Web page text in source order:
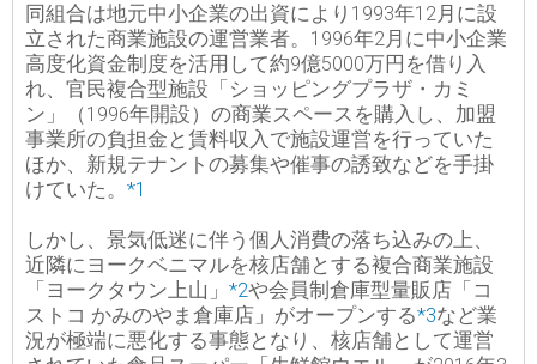
同組合は地元中小企業の出資により1993年12月に設
立された商業施設の運営業者。1996年2月に中小企業
高度化資金制度を活用して約9億5000万円を借り入
れ、官民複合型施設「ショッピングプラザ・カミ
ン」（1996年開設）の商業スペースを購入し、加盟
事業所の負担金と賃料収入で施設運営を行っていた
ほか、新規テナントの募集や催事の誘致などを手掛
けていた。 *1
しかし、景気低迷に伴う個人消費の落ち込みの上、
近隣にヨークベニマルを核店舗とする複合商業施設
「ヨークタウン上山」 *2や会員制倉庫型量販店「コ
ストコ かみのやま倉庫店」がオープンする*3など業
況が極端に悪化する事態となり、核店舗として運営